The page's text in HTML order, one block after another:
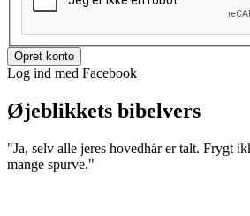
Log ind med Facebook
Øjeblikkets bibelvers
"Ja, selv alle jeres hovedhår er talt. Frygt
mange spurve."